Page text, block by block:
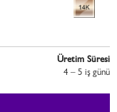
Üretim Süresi
4 – 5 i̇ş günü